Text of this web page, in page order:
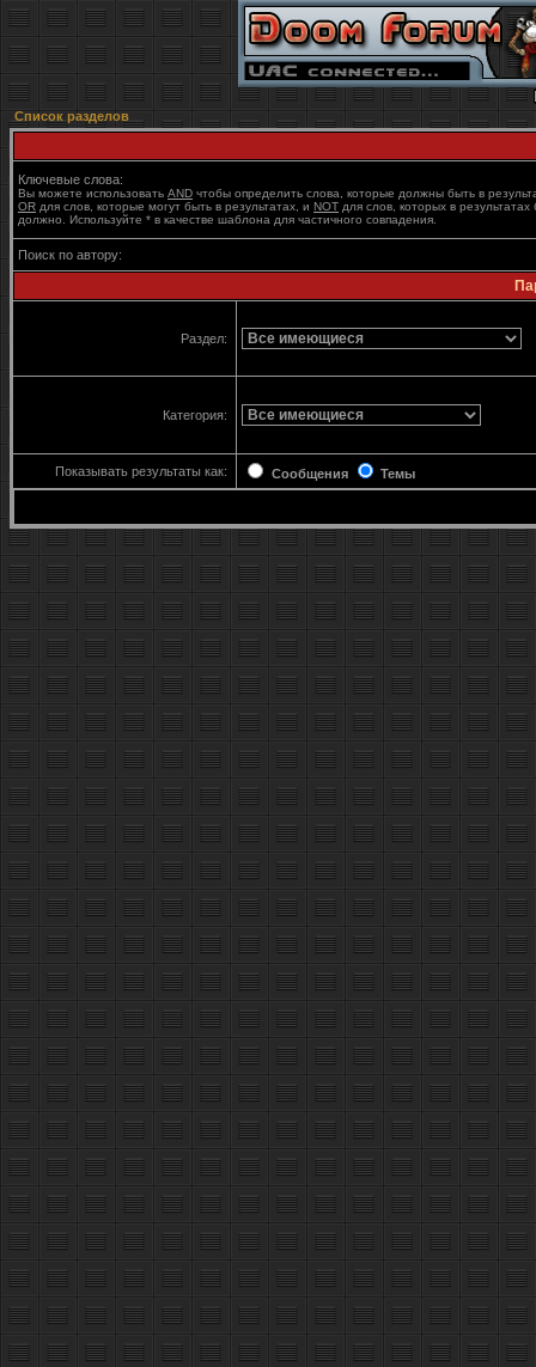
Список разделов
Ключевые слова:
Вы можете использовать AND чтобы определить слова, которые должны быть в
OR для слов, которые могут быть в результатах, и NOT для слов, которых в результатах
должно. Используйте * в качестве шаблона для частичного совпадения.
Поиск по автору:
Раздел:
Категория:
Показывать результаты как: Сообщения Темы